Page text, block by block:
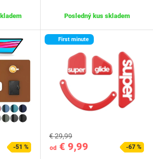
Posledný kus skladem
-51 %
First minute
od € 9,99
€ 29,99
-67 %